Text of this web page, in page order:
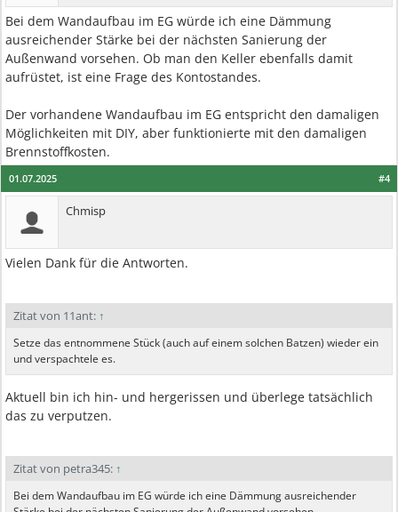
Bei dem Wandaufbau im EG würde ich eine Dämmung
ausreichender Stärke bei der nächsten Sanierung der
Außenwand vorsehen. Ob man den Keller ebenfalls damit
aufrüstet, ist eine Frage des Kontostandes.
Der vorhandene Wandaufbau im EG entspricht den damaligen
Möglichkeiten mit DIY, aber funktionierte mit den damaligen
Brennstoffkosten.
#4
01.07.2025
Chmisp
Vielen Dank für die Antworten.
Zitat von 11ant: ↑
Setze das entnommene Stück (auch auf einem solchen Batzen) wieder ein
und verspachtele es.
Aktuell bin ich hin- und hergerissen und überlege tatsächlich
das zu verputzen.
Zitat von petra345: ↑
Bei dem Wandaufbau im EG würde ich eine Dämmung ausreichender